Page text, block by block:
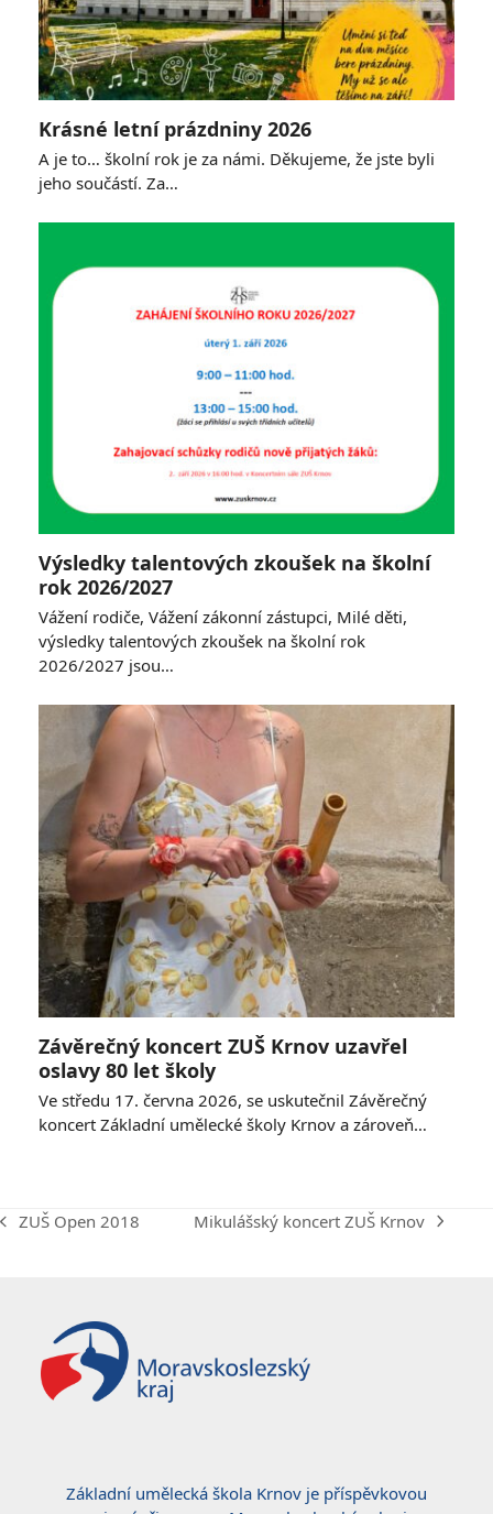
Krásné letní prázdniny 2026
A je to… školní rok je za námi. Děkujeme, že jste byli
jeho součástí. Za…
Výsledky talentových zkoušek na školní
rok 2026/2027
Vážení rodiče, Vážení zákonní zástupci, Milé děti,
výsledky talentových zkoušek na školní rok
2026/2027 jsou…
Závěrečný koncert ZUŠ Krnov uzavřel
oslavy 80 let školy
Ve středu 17. června 2026, se uskutečnil Závěrečný
koncert Základní umělecké školy Krnov a zároveň…
previous
ZUŠ Open 2018
next
Mikulášský koncert ZUŠ Krnov
Základní umělecká škola Krnov je příspěvkovou